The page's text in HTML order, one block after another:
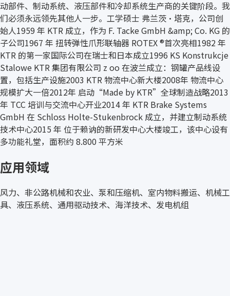
动部件、制动系统、液压部件和冷却系统生产商的关键阶段。我
们必须永远领先其他人一步。工学硕士 弗兰茨·塔克，公司创
始人1959 年 KTR 成立，作为 F. Tacke GmbH &amp; Co. KG 的
子公司1967 年 扭转弹性爪形联轴器 ROTEX ®首次亮相1982 年
KTR 的第一家国际公司在瑞士和日本成立1996 KS Konstrukcje
Stalowe KTR 集团有限公司 z oo 在波兰成立：钢罐产品线设
置，包括生产设施2003 KTR 物流中心新大楼2008年 物流中心
规模扩大一倍2012年 启动“Made by KTR”全球制造战略2013
年 TCC 培训与交流中心开业2014 年 KTR Brake Systems
GmbH 在 Schloss Holte-Stukenbrock 成立，并建立制动系统
技术中心2015 年 位于赖讷的新研发中心大楼竣工，该中心设有
多功能礼堂，面积约 8.800 平方米
应用领域
风力、非公路机械和农业、泵和压缩机、室内物料搬运、机械工
具、液压系统、通用驱动技术、海洋技术、发电机组